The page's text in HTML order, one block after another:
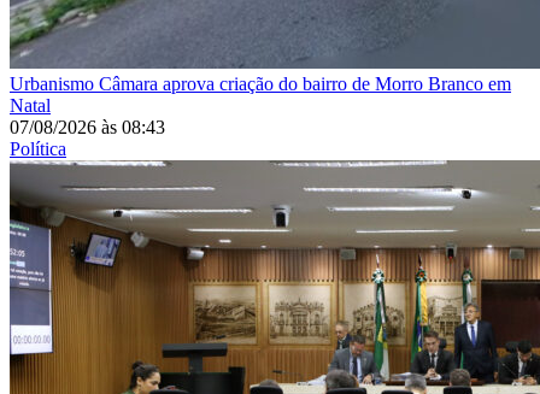
Urbanismo Câmara aprova criação do bairro de Morro Branco em
Natal
07/08/2026 às 08:43
Política